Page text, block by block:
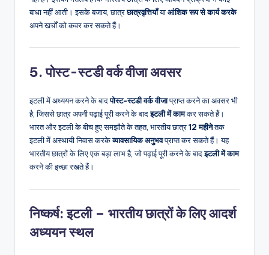
बाधा नहीं आती। इसके बजाय, छात्रछात्रवृत्तियाँयाआंशिक रूप से कार्य करके
अपने खर्चों को कवर कर सकते हैं।
5. पोस्ट-स्टडी वर्क वीजा अवसर
इटली में अध्ययन करने के बादपोस्ट-स्टडी वर्क वीजाप्राप्त करने का अवसर भी
है, जिससे छात्र अपनी पढ़ाई पूरी करने के बादइटली में कामकर सकते हैं।
भारत और इटली के बीच हुए समझौते के तहत, भारतीय छात्र12 महीनेतक
इटली में अस्थायी निवास करकेव्यावसायिक अनुभवप्राप्त कर सकते हैं। यह
भारतीय छात्रों के लिए एक बड़ा लाभ है, जो पढ़ाई पूरी करने के बादइटली में काम
करने की इच्छा रखते हैं।
निष्कर्ष: इटली – भारतीय छात्रों के लिए आदर्श
अध्ययन स्थल